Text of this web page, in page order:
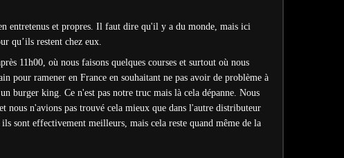
entretenus et propres. Il faut dire qu'il y a du monde, mais ici
qu’ils restent chez eux.
11h00, où nous faisons quelques courses et surtout où nous
pour ramener en France en souhaitant ne pas avoir de problème à
burger king. Ce n'est pas notre truc mais là cela dépanne. Nous
nous n'avions pas trouvé cela mieux que dans l'autre distributeur
sont effectivement meilleurs, mais cela reste quand même de la